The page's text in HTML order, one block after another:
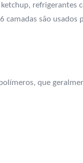
refrigerantes
são usados
que